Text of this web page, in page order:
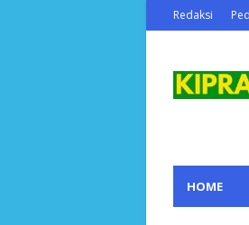
Redaksi
HOME